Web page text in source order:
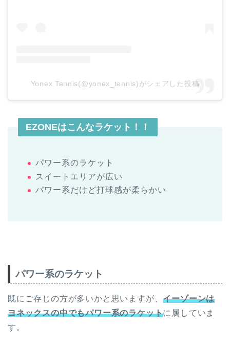
Yonex Tennis(@yonex_tennis)がシェアした投稿
EZONEはこんなラケット！！
パワー系のラケット
スイートエリアが広い
パワー系だけど打球感が柔らかい
パワー系のラケット
既にご存じの方が多いかと思いますが、イーゾーンは
ヨネックスの中でもパワー系のラケットに属していま
す。